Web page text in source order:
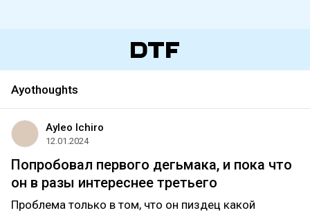
Ayothoughts
Ayleo Ichiro
12.01.2024
Попробовал первого дегьмака, и пока что
он в разы интереснее третьего
Проблема только в том, что он пиздец какой